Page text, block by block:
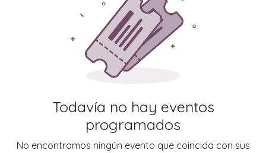
Todavía no hay eventos
programados
No encontramos ningún evento que coincida con sus